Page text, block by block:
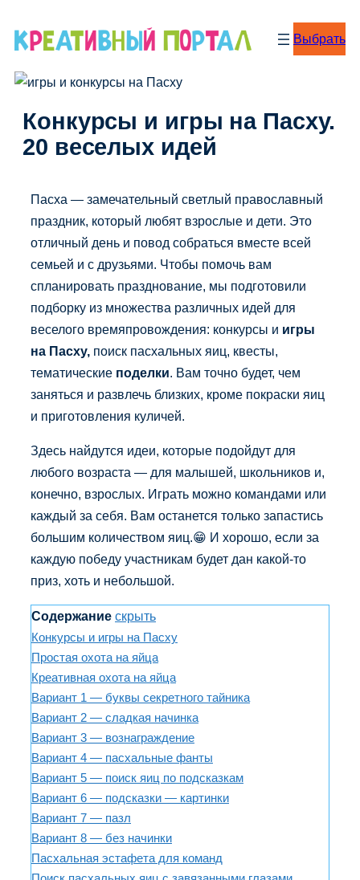
Выбрать
Конкурсы и игры на Пасху.
20 веселых идей
Пасха — замечательный светлый православный
праздник, который любят взрослые и дети. Это
отличный день и повод собраться вместе всей
семьей и с друзьями. Чтобы помочь вам
спланировать празднование, мы подготовили
подборку из множества различных идей для
веселого времяпровождения: конкурсы и игры
на Пасху, поиск пасхальных яиц, квесты,
тематические поделки . Вам точно будет, чем
заняться и развлечь близких, кроме покраски яиц
и приготовления куличей.
Здесь найдутся идеи, которые подойдут для
любого возраста — для малышей, школьников и,
конечно, взрослых. Играть можно командами или
каждый за себя. Вам останется только запастись
большим количеством яиц.😁 И хорошо, если за
каждую победу участникам будет дан какой-то
приз, хоть и небольшой.
Содержание скрыть
Конкурсы и игры на Пасху
Простая охота на яйца
Креативная охота на яйца
Вариант 1 — буквы секретного тайника
Вариант 2 — сладкая начинка
Вариант 3 — вознаграждение
Вариант 4 — пасхальные фанты
Вариант 5 — поиск яиц по подсказкам
Вариант 6 — подсказки — картинки
Вариант 7 — пазл
Вариант 8 — без начинки
Пасхальная эстафета для команд